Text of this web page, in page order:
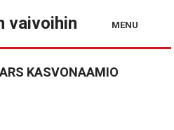
vaivoihin MENU
KASVONAAMIO